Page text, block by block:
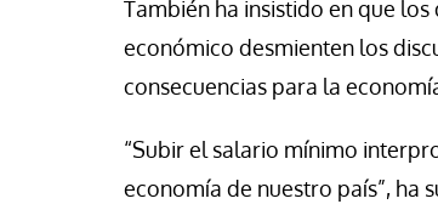
También ha insistido en que
económico desmienten los
consecuencias para la
“Subir el salario mínimo
economía de nuestro país”, ha